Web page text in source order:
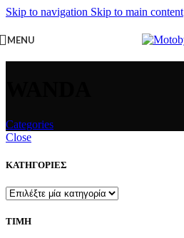
Skip to navigation Skip to main content
MENU
Categories
Close
ΚΑΤΗΓΟΡΙΕΣ
ΤΙΜΗ